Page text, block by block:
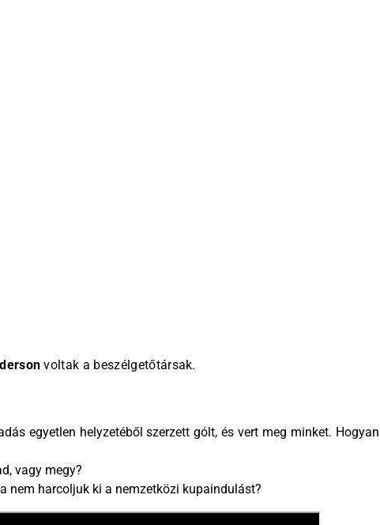
voltak a beszélgetőtársak.
egyetlen helyzetéből szerzett gólt, és vert meg minket. Hogyan
vagy megy?
nem harcoljuk ki a nemzetközi kupaindulást?